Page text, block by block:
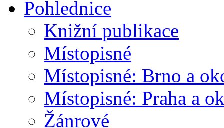
Pohlednice
Knižní publikace
Místopisné
Místopisné: Brno a
Místopisné: Praha a
Žánrové